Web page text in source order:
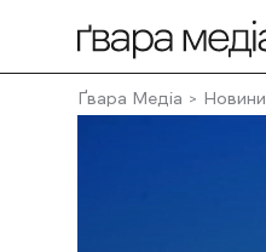
Ґвара Медіа Новини